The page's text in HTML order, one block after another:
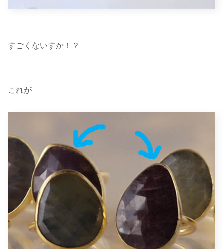
すごくないすか！？
これが